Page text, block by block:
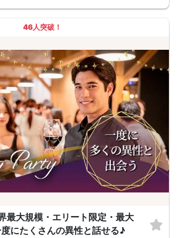
46人突破！
最大規模・エリート限定・最大
にたくさんの異性と話せる♪